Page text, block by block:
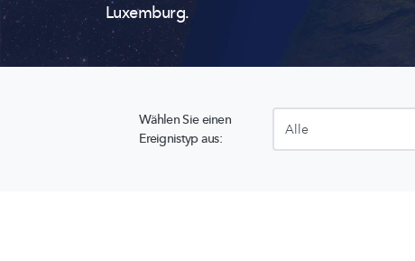
Luxemburg.
Wählen Sie einen
Ereignistyp aus: